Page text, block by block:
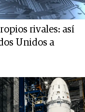
rivales: así
Unidos a